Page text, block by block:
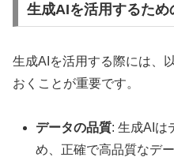
生成AIを活用するため
生成AIを活用する際には、
おくことが重要です。
データの品質: 生成AIは
め、正確で高品質なデ